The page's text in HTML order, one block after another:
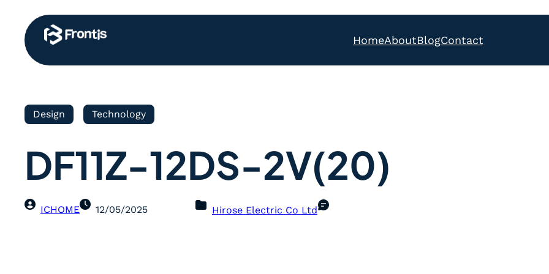
HomeAboutBlogContact
Design Technology
DF11Z-12DS-2V(20)
ICHOME 12/05/2025 Hirose Electric Co Ltd